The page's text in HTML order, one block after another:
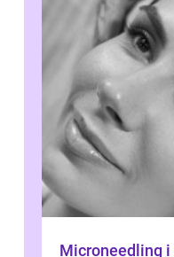
Microneedling i